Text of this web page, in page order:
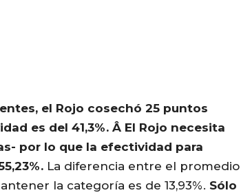
el Rojo cosechó 25 puntos
es del 41,3%. Â El Rojo necesita
por lo que la efectividad para
La diferencia entre el promedio
la categoría es de 13,93%. Sólo